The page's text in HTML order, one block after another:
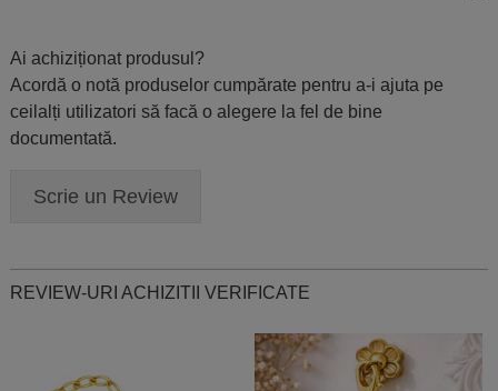
Ai achiziționat produsul?
Acordă o notă produselor cumpărate pentru a-i ajuta pe
ceilalți utilizatori să facă o alegere la fel de bine
documentată.
Scrie un Review
REVIEW-URI ACHIZITII VERIFICATE